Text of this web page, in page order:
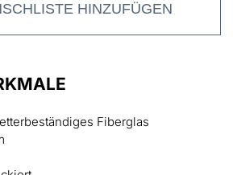
HINZUFÜGEN
Fiberglas